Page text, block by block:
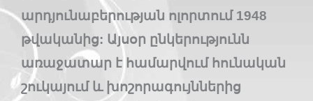
արդյունաբերության ոլորտում 1948
թվականից: Այսօր ընկերությունն
առաջատար է համարվում հունական
շուկայում և խոշորագույններից